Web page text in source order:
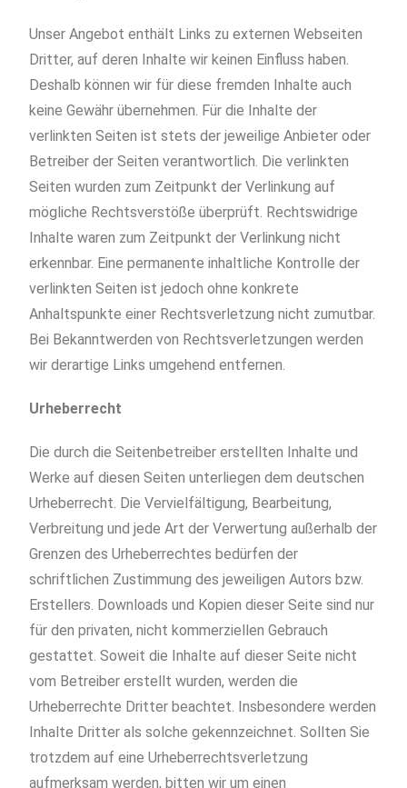
Unser Angebot enthält Links zu externen Webseiten
Dritter, auf deren Inhalte wir keinen Einfluss haben.
Deshalb können wir für diese fremden Inhalte auch
keine Gewähr übernehmen. Für die Inhalte der
verlinkten Seiten ist stets der jeweilige Anbieter oder
Betreiber der Seiten verantwortlich. Die verlinkten
Seiten wurden zum Zeitpunkt der Verlinkung auf
mögliche Rechtsverstöße überprüft. Rechtswidrige
Inhalte waren zum Zeitpunkt der Verlinkung nicht
erkennbar. Eine permanente inhaltliche Kontrolle der
verlinkten Seiten ist jedoch ohne konkrete
Anhaltspunkte einer Rechtsverletzung nicht zumutbar.
Bei Bekanntwerden von Rechtsverletzungen werden
wir derartige Links umgehend entfernen.
Urheberrecht
Die durch die Seitenbetreiber erstellten Inhalte und
Werke auf diesen Seiten unterliegen dem deutschen
Urheberrecht. Die Vervielfältigung, Bearbeitung,
Verbreitung und jede Art der Verwertung außerhalb der
Grenzen des Urheberrechtes bedürfen der
schriftlichen Zustimmung des jeweiligen Autors bzw.
Erstellers. Downloads und Kopien dieser Seite sind nur
für den privaten, nicht kommerziellen Gebrauch
gestattet. Soweit die Inhalte auf dieser Seite nicht
vom Betreiber erstellt wurden, werden die
Urheberrechte Dritter beachtet. Insbesondere werden
Inhalte Dritter als solche gekennzeichnet. Sollten Sie
trotzdem auf eine Urheberrechtsverletzung
aufmerksam werden, bitten wir um einen